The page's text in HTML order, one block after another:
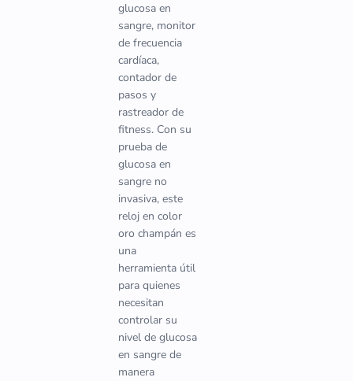
glucosa en
sangre, monitor
de frecuencia
cardíaca,
contador de
pasos y
rastreador de
fitness. Con su
prueba de
glucosa en
sangre no
invasiva, este
reloj en color
oro champán es
una
herramienta útil
para quienes
necesitan
controlar su
nivel de glucosa
en sangre de
manera